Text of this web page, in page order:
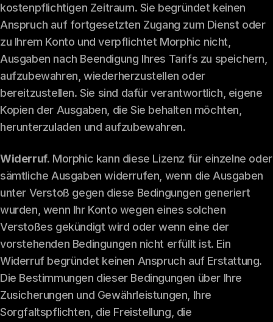
kostenpflichtigen Zeitraum. Sie begründet keinen
Anspruch auf fortgesetzten Zugang zum Dienst oder
zu Ihrem Konto und verpflichtet Morphic nicht,
Ausgaben nach Beendigung Ihres Tarifs zu speichern,
aufzubewahren, wiederherzustellen oder
bereitzustellen. Sie sind dafür verantwortlich, eigene
Kopien der Ausgaben, die Sie behalten möchten,
herunterzuladen und aufzubewahren.
Widerruf. Morphic kann diese Lizenz für einzelne oder
sämtliche Ausgaben widerrufen, wenn die Ausgaben
unter Verstoß gegen diese Bedingungen generiert
wurden, wenn Ihr Konto wegen eines solchen
Verstoßes gekündigt wird oder wenn eine der
vorstehenden Bedingungen nicht erfüllt ist. Ein
Widerruf begründet keinen Anspruch auf Erstattung.
Die Bestimmungen dieser Bedingungen über Ihre
Zusicherungen und Gewährleistungen, Ihre
Sorgfaltspflichten, die Freistellung, die